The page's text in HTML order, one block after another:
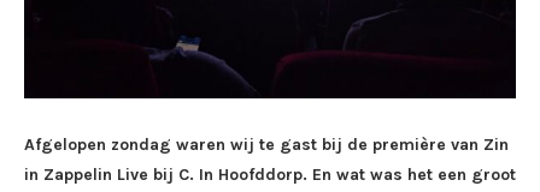
Afgelopen zondag waren wij te gast bij de première van Zin
in Zappelin Live bij C. In Hoofddorp. En wat was het een groot